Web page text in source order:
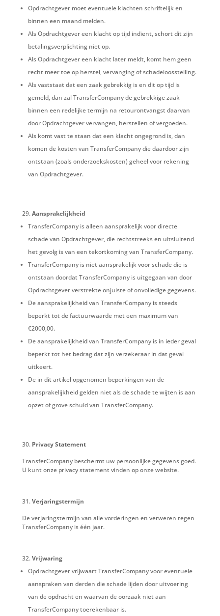
Opdrachtgever moet eventuele klachten schriftelijk en
binnen een maand melden.
Als Opdrachtgever een klacht op tijd indient, schort dit zijn
betalingsverplichting niet op.
Als Opdrachtgever een klacht later meldt, komt hem geen
recht meer toe op herstel, vervanging of schadeloosstelling.
Als vaststaat dat een zaak gebrekkig is en dit op tijd is
gemeld, dan zal TransferCompany de gebrekkige zaak
binnen een redelijke termijn na retourontvangst daarvan
door Opdrachtgever vervangen, herstellen of vergoeden.
Als komt vast te staan dat een klacht ongegrond is, dan
komen de kosten van TransferCompany die daardoor zijn
ontstaan (zoals onderzoekskosten) geheel voor rekening
van Opdrachtgever.
Aansprakelijkheid
TransferCompany is alleen aansprakelijk voor directe
schade van Opdrachtgever, die rechtstreeks en uitsluitend
het gevolg is van een tekortkoming van TransferCompany.
TransferCompany is niet aansprakelijk voor schade die is
ontstaan doordat TransferCompany is uitgegaan van door
Opdrachtgever verstrekte onjuiste of onvolledige gegevens.
De aansprakelijkheid van TransferCompany is steeds
beperkt tot de factuurwaarde met een maximum van
€2000,00.
De aansprakelijkheid van TransferCompany is in ieder geval
beperkt tot het bedrag dat zijn verzekeraar in dat geval
uitkeert.
De in dit artikel opgenomen beperkingen van de
aansprakelijkheid gelden niet als de schade te wijten is aan
opzet of grove schuld van TransferCompany.
Privacy Statement
TransferCompany beschermt uw persoonlijke gegevens goed.
U kunt onze privacy statement vinden op onze website.
Verjaringstermijn
De verjaringstermijn van alle vorderingen en verweren tegen
TransferCompany is één jaar.
Vrijwaring
Opdrachtgever vrijwaart TransferCompany voor eventuele
aanspraken van derden die schade lijden door uitvoering
van de opdracht en waarvan de oorzaak niet aan
TransferCompany toerekenbaar is.